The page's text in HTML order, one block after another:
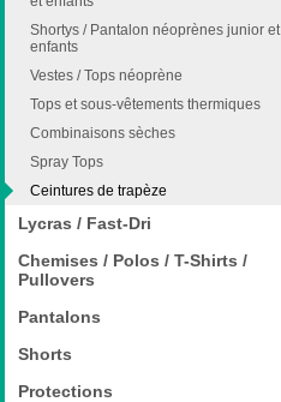
Shortys / Pantalon néoprènes junior et
enfants
Vestes / Tops néoprène
Tops et sous-vêtements thermiques
Combinaisons sèches
Spray Tops
Ceintures de trapèze
Lycras / Fast-Dri
Chemises / Polos / T-Shirts /
Pullovers
Pantalons
Shorts
Protections